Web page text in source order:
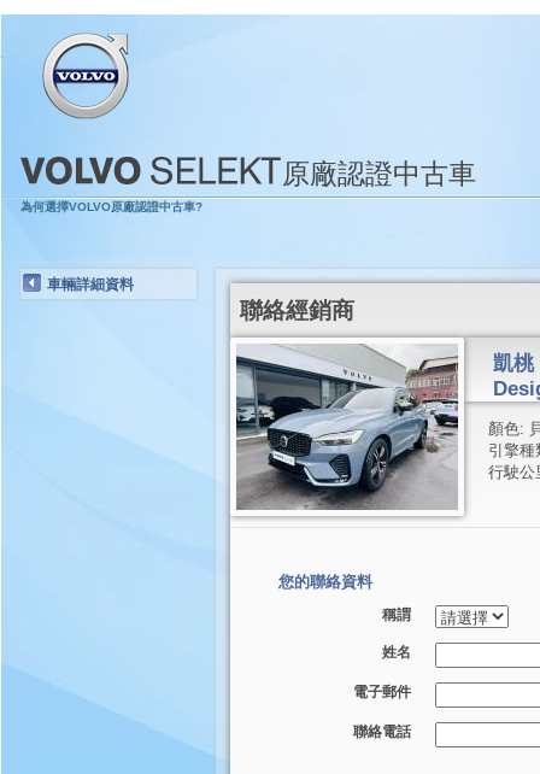
原廠認證中古車
為何選擇VOLVO原廠認證中古車?
車輛詳細資料
聯絡經銷商
凱桃
顏色:
引擎
行駛
您的聯絡資料
稱謂
姓名
電子郵件
聯絡電話